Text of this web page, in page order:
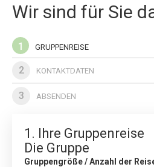
Wir sind für Sie
1 GRUPPENREISE
2 KONTAKTDATEN
3 ABSENDEN
1. Ihre Gruppenreise
Die Gruppe
Gruppengröße / Anzahl der